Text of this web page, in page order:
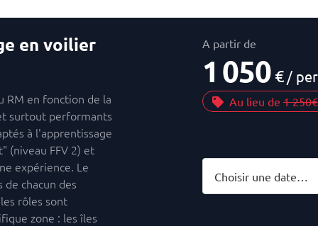
en voilier
RM en fonction de la
surtout performants
à l'apprentissage
(niveau FFV 2) et
expérience. Le
chacun des
rôles sont
zone : les îles
A partir de
1 050 € /
Au lieu de1 250€
Choisir une date…